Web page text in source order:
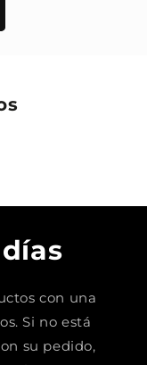
con una
Si no está
su pedido,